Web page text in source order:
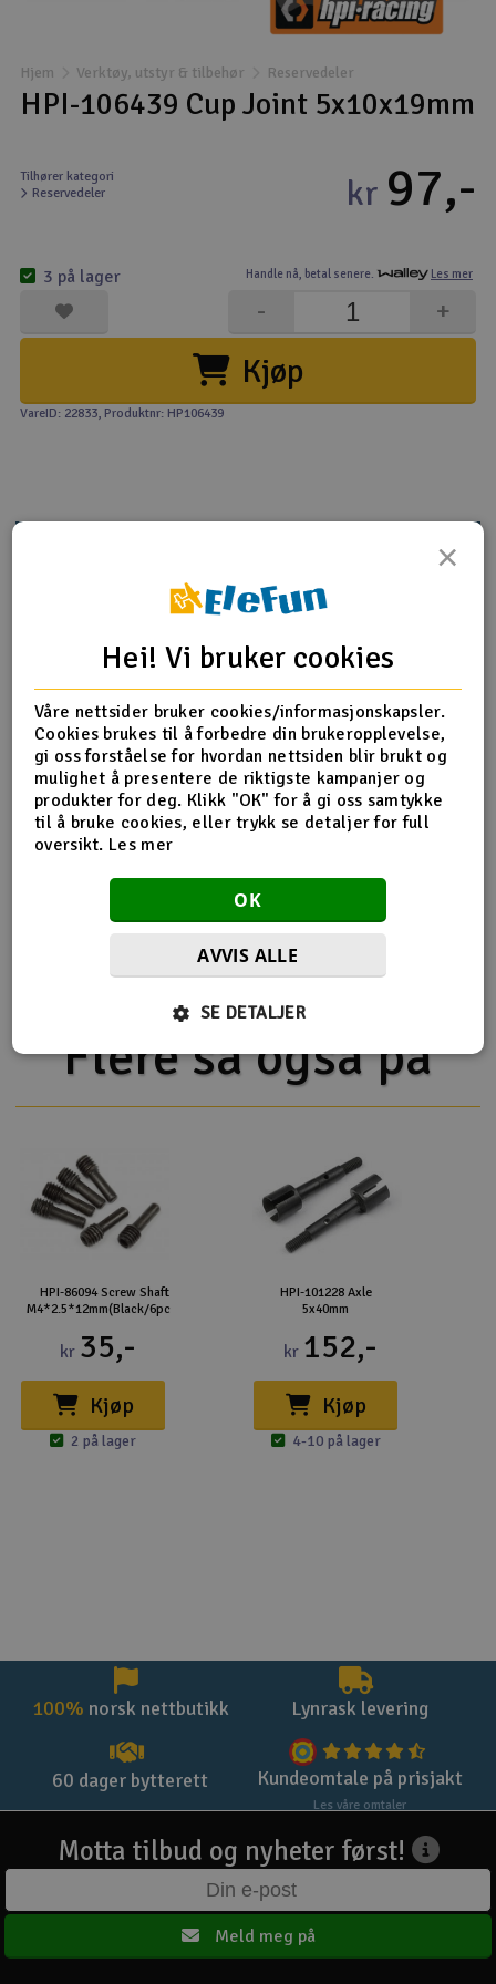
Droner
Fly
Helikopter
Kamerautstyr
Modellbygging, LEGO & byggesett
Modelljernbane
Radioutstyr
Raketter
Smarthjem, lek & hobby
Solenergi
Sparkesykler & elkjøretøy
Verktøy, utstyr & tilbehør
Gavekort
Hjem Verktøy, utstyr & tilbehør Reservedeler
HPI-106439 Cup Joint 5x10x19mm
Tilhører kategori
Reservedeler
Handle nå, betal senere. Les mer
kr 97,-
Kjøp
+
-
3 på lager
VareID: 22833, Produktnr: HP106439
Produktinformasjon
HPI-106439 Cup Joint 5x10x19mm
Flere detaljer
Produktet er
HPI Savage XS Flux Chevrolet El
Camino SS 2.4GHz
HPI Savage XS Flux V2 2.4GHz
Flere så også på
HPI-86094 Screw Shaft
M4*2.5*12mm(Black/6pcs)
kr 35,-
Kjøp
2 på lager
HPI-101228 Axle
5x40mm
kr 152,-
Kjøp
4-10 på lager
100% norsk nettbutikk Lynrask levering
60 dager bytterett Kundeomtale på prisjakt
Les våre omtaler
Motta tilbud og nyheter først!
Meld meg på
×
Hei! Vi bruker cookies
Våre nettsider bruker cookies/informasjonskapsler.
Cookies brukes til å forbedre din brukeropplevelse,
gi oss forståelse for hvordan nettsiden blir brukt og
mulighet å presentere de riktigste kampanjer og
produkter for deg. Klikk "OK" for å gi oss samtykke
til å bruke cookies, eller trykk se detaljer for full
oversikt. Les mer
OK
AVVIS ALLE
SE DETALJER